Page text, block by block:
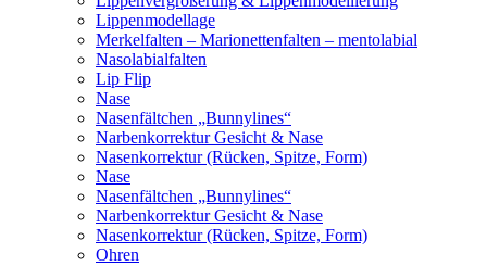
Lippenmodellage
Merkelfalten – Marionettenfalten – mentolabial
Nasolabialfalten
Lip Flip
Nase
Nasenfältchen „Bunnylines“
Narbenkorrektur Gesicht & Nase
Nasenkorrektur (Rücken, Spitze, Form)
Nase
Nasenfältchen „Bunnylines“
Narbenkorrektur Gesicht & Nase
Nasenkorrektur (Rücken, Spitze, Form)
Ohren